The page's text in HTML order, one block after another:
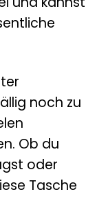
noch zu
Ob du
oder
Tasche